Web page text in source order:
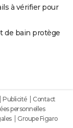
à vérifier pour
de bain protège
Publicité
Contact
personnelles
Groupe Figaro